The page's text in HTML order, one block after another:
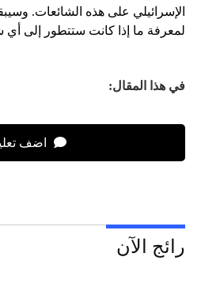
الإسرائيلي على هذه الشائعات.
لمعرفة ما إذا كانت ستتطور إلى
في هذا المقال:
اضف
رائج الآن